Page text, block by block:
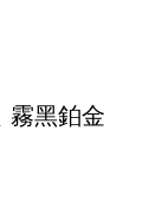
霧黑鉑金